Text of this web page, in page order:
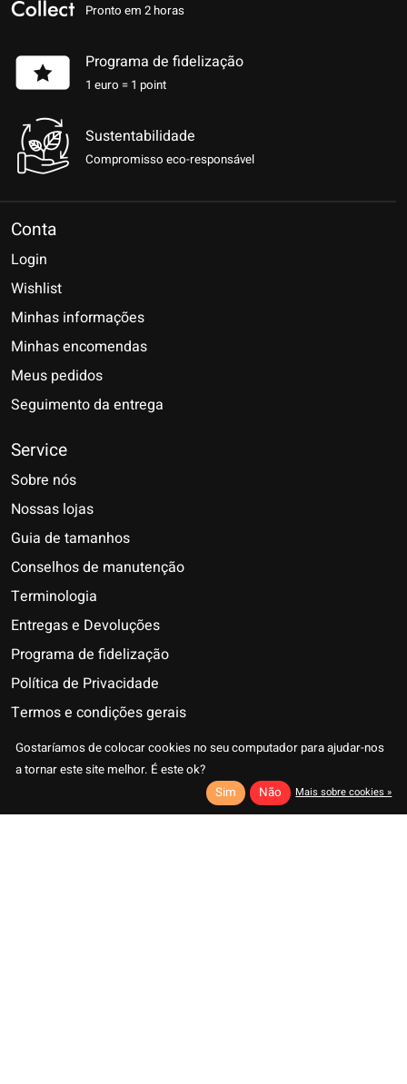
Pronto em 2 horas
Programa de fidelização
1 euro = 1 point
Sustentabilidade
Compromisso eco-responsável
Conta
Login
Wishlist
Minhas informações
Minhas encomendas
Meus pedidos
Seguimento da entrega
Service
Sobre nós
Nossas lojas
Guia de tamanhos
Conselhos de manutenção
Terminologia
Entregas e Devoluções
Programa de fidelização
Política de Privacidade
Termos e condições gerais
Sustentabilidade
FAQ
Gostaríamos de colocar cookies no seu computador para ajudar-nos
a tornar este site melhor. É este ok?
Sim
Não Mais sobre cookies »